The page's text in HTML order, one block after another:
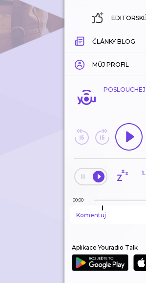
ČLÁNKY BLOG
MŮJ PROFIL
00:00
Komentuj
Aplikace Youradio Talk